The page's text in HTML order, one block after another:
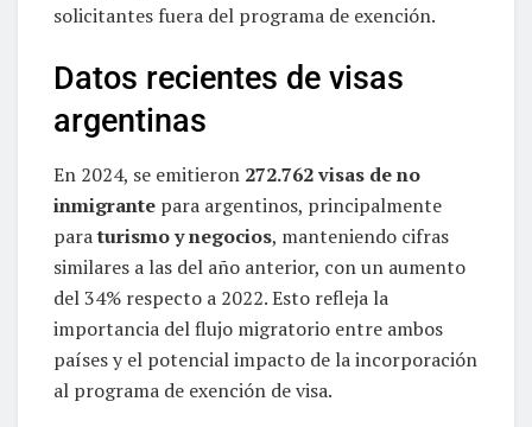
solicitantes fuera del programa de exención.
Datos recientes de visas
argentinas
En 2024, se emitieron 272.762 visas de no
inmigrante para argentinos, principalmente
paraturismo y negocios, manteniendo cifras
similares a las del año anterior, con un aumento
del 34% respecto a 2022. Esto refleja la
importancia del flujo migratorio entre ambos
países y el potencial impacto de la incorporación
al programa de exención de visa.